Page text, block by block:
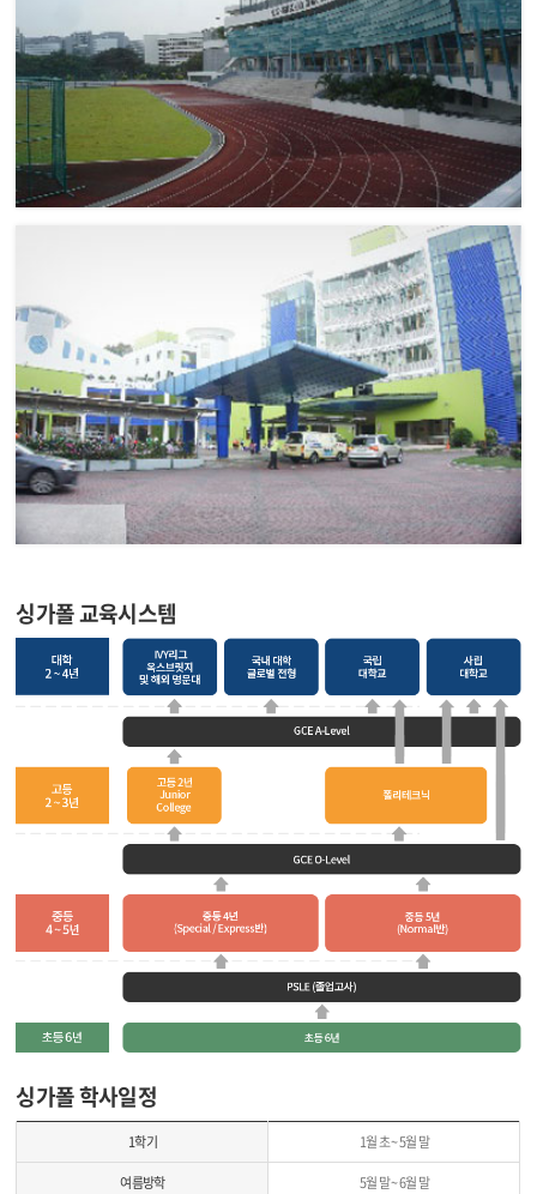
싱가폴 교육시스템
싱가폴 학사일정
1학기
1월 초 ~ 5월 말
여름방학
5월 말 ~ 6월 말